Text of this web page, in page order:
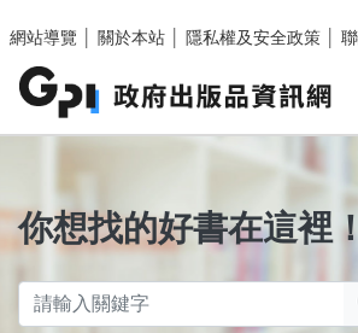
網站導覽
關於本站 隱私權及安全政策
你想找的好書在這裡！